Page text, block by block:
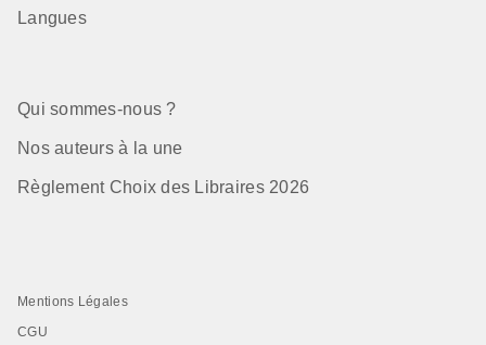
Langues
Qui sommes-nous ?
Nos auteurs à la une
Règlement Choix des Libraires 2026
Mentions Légales
CGU